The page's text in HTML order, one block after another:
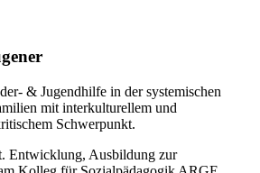
& Jugendhilfe in der systemischen
mit interkulturellem und
Schwerpunkt.
Entwicklung, Ausbildung zur